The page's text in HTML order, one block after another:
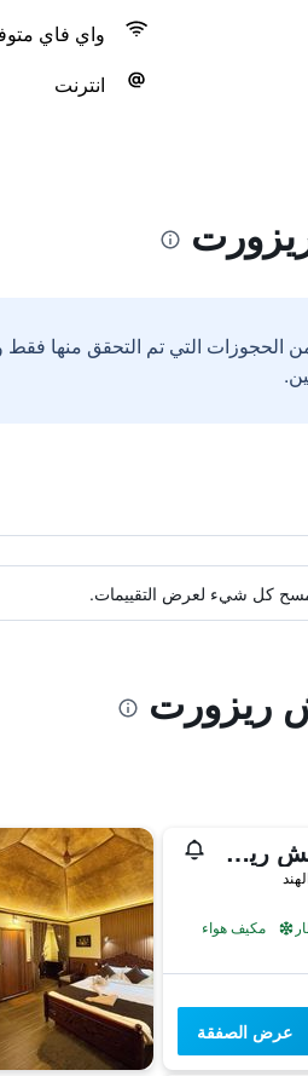
واي فاي
انترنت
الحجوزات التي تم التحقق منها
مسح كل شيء لعرض التقييمات.
ريزورت
بالم تري هيرتيدج بيتش ريزورت
مكيف هواء
عرض الصفقة